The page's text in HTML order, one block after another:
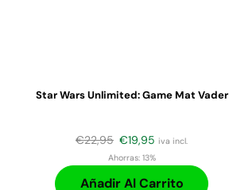
Star Wars Unlimited: Game Mat Vader
€22,95 €19,95 iva incl.
Ahorras:13%
Añadir Al Carrito